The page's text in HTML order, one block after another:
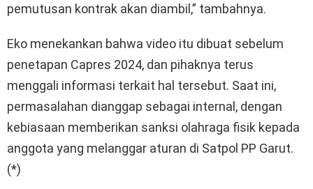
pemutusan kontrak akan diambil,” tambahnya.
Eko menekankan bahwa video itu dibuat sebelum
penetapan Capres 2024, dan pihaknya terus
menggali informasi terkait hal tersebut. Saat ini,
permasalahan dianggap sebagai internal, dengan
kebiasaan memberikan sanksi olahraga fisik kepada
anggota yang melanggar aturan di Satpol PP Garut.
(*)